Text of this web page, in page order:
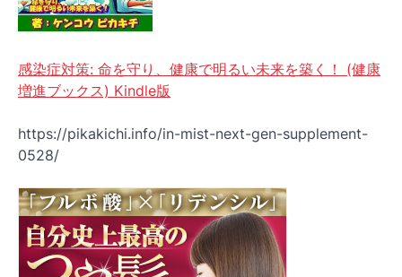
感染症対策: 命を守り、健康で明るい未来を築く！ (健康
増進ブックス) Kindle版
https://pikakichi.info/in-mist-next-gen-supplement-
0528/